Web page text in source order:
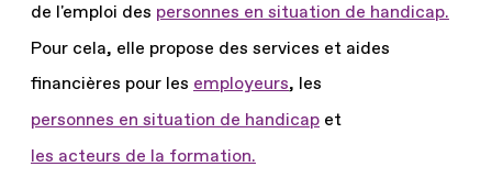
de l'emploi des personnes en situation de handicap.
Pour cela, elle propose des services et aides
financières pour les employeurs, les
personnes en situation de handicap et
les acteurs de la formation.